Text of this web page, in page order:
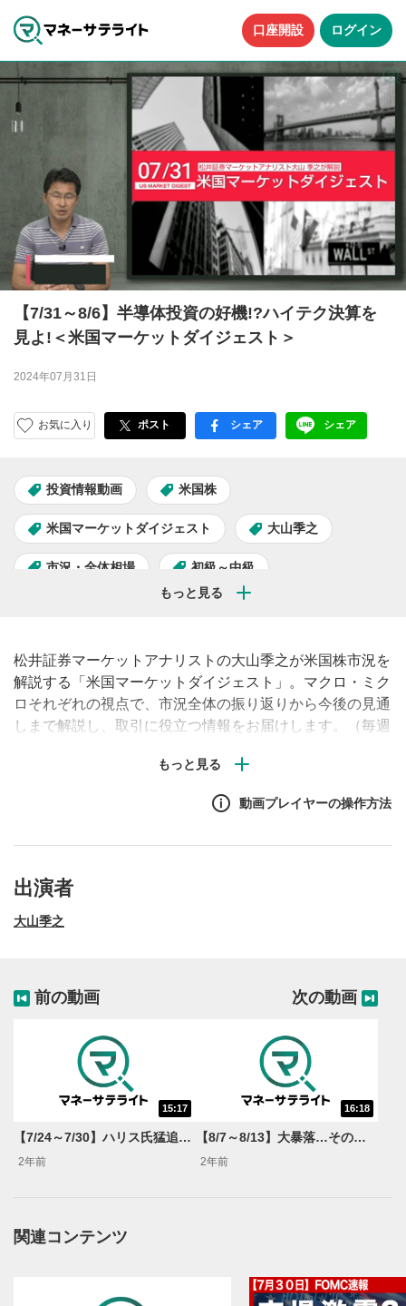
口座開設 ログイン
【7/31～8/6】半導体投資の好機!?ハイテク決算を
見よ!＜米国マーケットダイジェスト＞
2024年07月31日
お気に入り ポスト facebook
シェア LINE
シェア
投資情報動画 米国株
米国マーケットダイジェスト 大山季之
市況・全体相場 初級～中級
松井証券マーケットアナリストの大山季之が米国株市況を
解説する「米国マーケットダイジェスト」。マクロ・ミク
ロそれぞれの視点で、市況全体の振り返りから今後の見通
しまで解説し、取引に役立つ情報をお届けします。（毎週
動画プレイヤーの操作方法
動画再生エリアにマウスを乗せると表示されます。
動画を再生または一時停止します。
出演者
大山季之
前の動画
15:17
【7/24～7/30】ハリス氏猛追！トランプラリー終了へ ハイテク決算が転機になるか？＜米国マーケットダイジェスト＞
2年前
次の動画
16:18
【8/7～8/13】大暴落…その後 年後半の投資戦略「本命回帰」の条件 ヒントはMETA？＜米国マーケットダイジェスト＞
2年前
関連コンテンツ